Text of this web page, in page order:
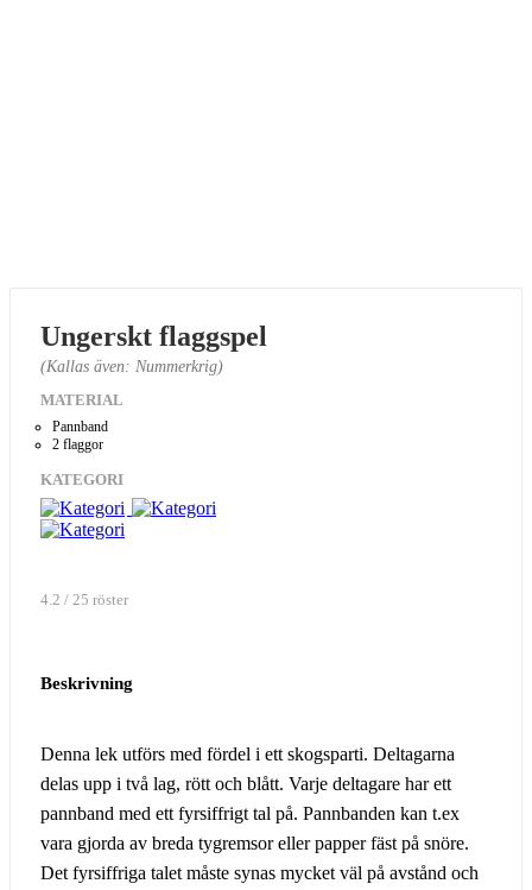
Ungerskt flaggspel
(Kallas även: Nummerkrig)
MATERIAL
Pannband
2 flaggor
KATEGORI
4.2 / 25 röster
Beskrivning
Denna lek utförs med fördel i ett skogsparti. Deltagarna
delas upp i två lag, rött och blått. Varje deltagare har ett
pannband med ett fyrsiffrigt tal på. Pannbanden kan t.ex
vara gjorda av breda tygremsor eller papper fäst på snöre.
Det fyrsiffriga talet måste synas mycket väl på avstånd och